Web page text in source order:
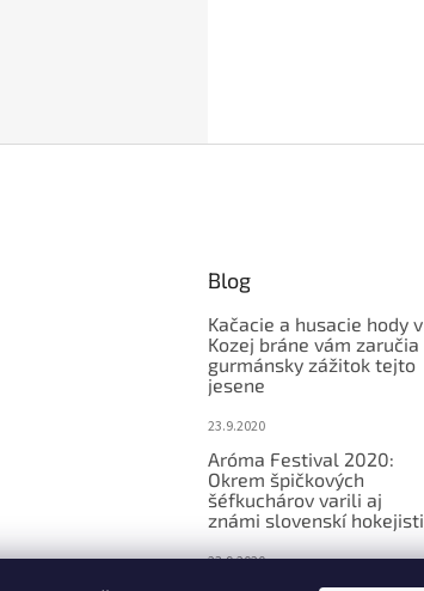
Blog
Kačacie a husacie hody v
Kozej bráne vám zaručia
gurmánsky zážitok tejto
jesene
23.9.2020
Aróma Festival 2020:
Okrem špičkových
šéfkuchárov varili aj
známi slovenskí hokejisti
23.9.2020